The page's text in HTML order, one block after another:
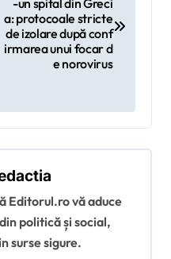
-un spital din Greci
a: protocoale stricte
de izolare după conf
irmarea unui focar d
e norovirus
Editorul.ro vă aduce
politică și social,
surse sigure.